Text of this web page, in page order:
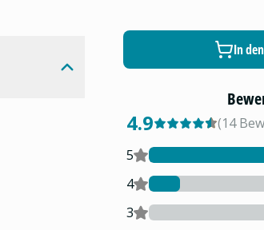
In
4.9 (14
5
4
3